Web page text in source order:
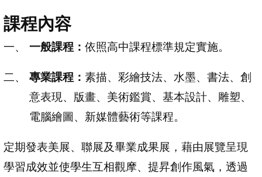
課程內容
一般課程：依照高中課程標準規定實施。
專業課程：素描、彩繪技法、水墨、書法、創
意表現、版畫、美術鑑賞、基本設計、雕塑、
電腦繪圖、新媒體藝術等課程。
定期發表美展、聯展及畢業成果展，藉由展覽呈現
學習成效並使學生互相觀摩、提昇創作風氣，透過